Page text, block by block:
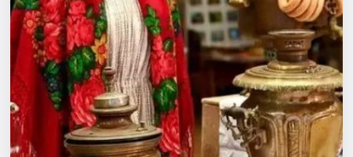
Города
Площадки
Артисты
Рейтинги